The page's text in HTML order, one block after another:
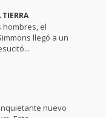
el
llegó a un
nuevo